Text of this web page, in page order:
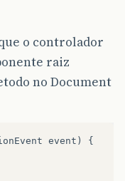
o controlador
raiz
no Document
event )
{